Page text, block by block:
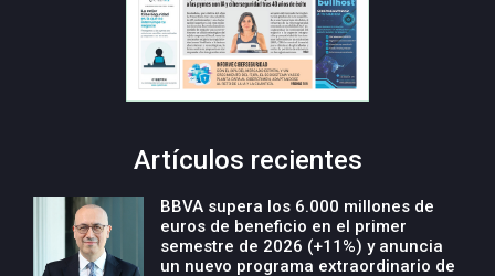
Artículos recientes
BBVA supera los 6.000 millones de
euros de beneficio en el primer
semestre de 2026 (+11%) y anuncia
un nuevo programa extraordinario de